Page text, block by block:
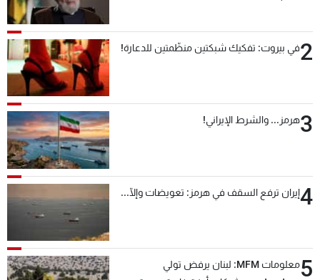
2في بيروت: تفكيك شبكتين منظّمتين للدعارة!
3هرمز... والشرط الإيراني!
4إيران ترفع السقف في هرمز: تعويضات وإلّا...
5
معلومات MFM: لبنان يرفض تولي